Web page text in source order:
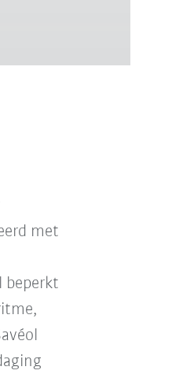
met
beperkt